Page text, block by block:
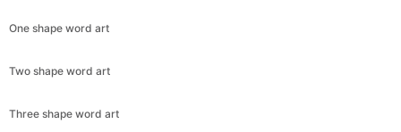
One shape word art
Two shape word art
Three shape word art